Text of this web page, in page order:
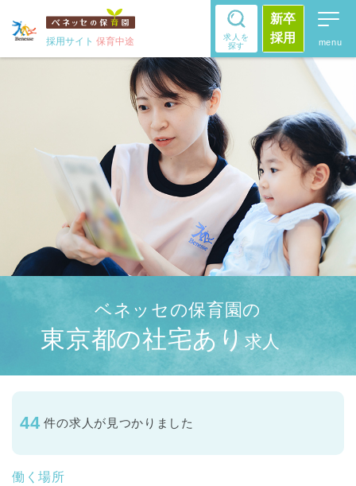
採用サイト 保育中途
求人を
探す
新卒
採用
ベネッセの保育園の
東京都の社宅あり求人
44 件の求人が見つかりました
働く場所